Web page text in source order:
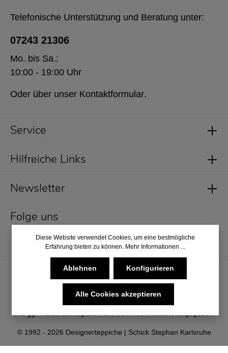
Service
Newsletter
Folge uns
Telefonische Unterstützung und Beratung unter:
07243 21306
Mo. bis Sa.:
10:00 - 19:00 Uhr
Oder über unser Kontaktformular.
Hilfreiche Links
© 1992 - 2026 Designerteppiche | Schick Stephan Karlsruhe
Diese Website verwendet Cookies, um eine bestmögliche
Erfahrung bieten zu können. Mehr Informationen ...
Ablehnen Konfigurieren
Alle Cookies akzeptieren